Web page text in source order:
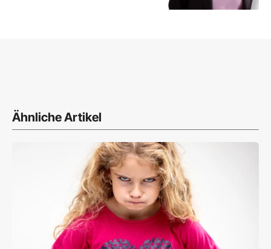
Ähnliche Artikel